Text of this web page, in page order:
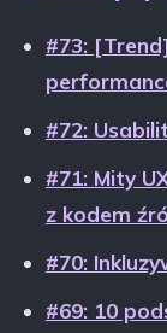
#73:
#72:
#71: Mity
z kodem
#70:
#69: 10